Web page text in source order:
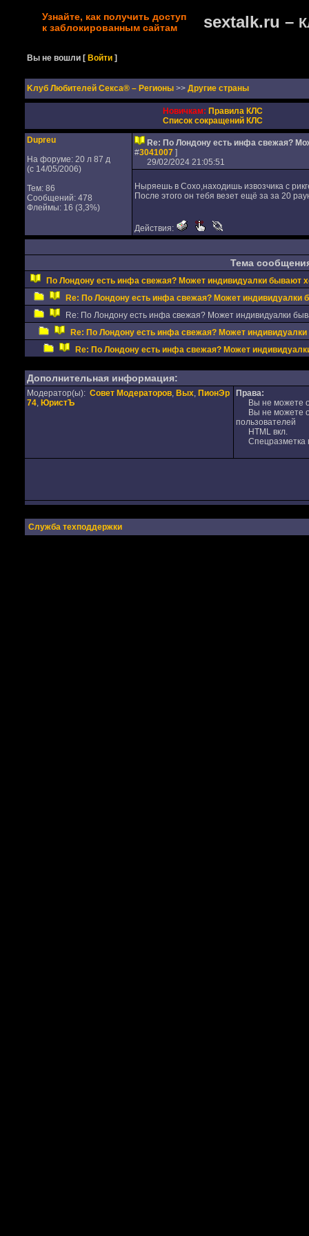
Узнайте, как получить доступ
к заблокированным сайтам
sextalk.ru –
Вы не вошли [Войти ]
Kлуб Любителей Секса® – Регионы >> Другие страны
Новичкам: Правила КЛС
Список сокращений КЛС
Dupreu
На форуме: 20 л 87 д
(с 14/05/2006)
Тем: 86
Сообщений: 478
Флеймы: 16 (3,3%)
Re: По Лондону есть инфа свежая?
#3041007]
29/02/2024 21:05:51
Ныряешь в Сохо,находишь извозчика с
После этого он тебя везет ещё за за 20
Действия:
Тема
По Лондону есть инфа свежая? Может индивидуалки бывают
Re: По Лондону есть инфа свежая? Может индивидуалки
Re: По Лондону есть инфа свежая? Может индивидуалки
Re: По Лондону есть инфа свежая? Может
Re: По Лондону есть инфа свежая? Может
Дополнительная информация:
Модератор(ы): Совет Модераторов, Вых, ПионЭр
74, ЮристЪ
Права:
Вы не можете
Вы не можете
пользователей
HTML вкл.
Спецразметка
Служба техподдержки